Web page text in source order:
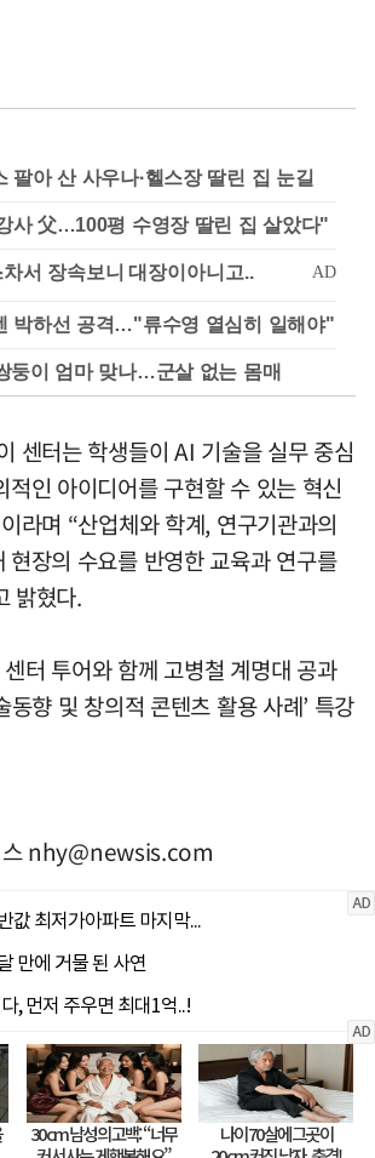
팔아 산 사우나·헬스장 딸린 집 눈길
사 父…100평 수영장 딸린 집 살았다"
박하선 공격…"류수영 열심히 일해야"
둥이 엄마 맞나…군살 없는 몸매
센터는 학생들이 AI 기술을 실무 중심
적인 아이디어를 구현할 수 있는 혁신
라며 “산업체와 학계, 연구기관과의
현장의 수요를 반영한 교육과 연구를
밝혔다.
터 투어와 함께 고병철 계명대 공과
동향 및 창의적 콘텐츠 활용 사례’ 특강
nhy@newsis.com